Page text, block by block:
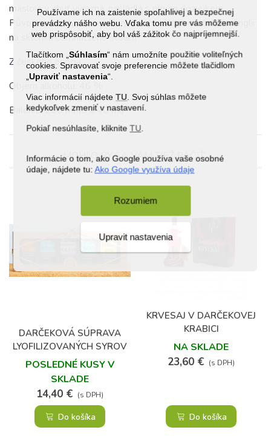
Používame ich na zaistenie spoľahlivej a bezpečnej
prevádzky nášho webu. Vďaka tomu pre vás môžeme
web prispôsobiť, aby bol váš zážitok čo najpríjemnejší.
Tlačítkom „Súhlasím“ nám umožníte použitie voliteľných
cookies. Spravovať svoje preferencie môžete tlačidlom
„Upraviť nastavenia“.
Viac informácií nájdete TU . Svoj súhlas môžete
kedykoľvek zmeniť v nastavení.
Pokiaľ nesúhlasíte, klikniteTU
Informácie o tom, ako Google používa vaše osobné
údaje, nájdete tu: Ako Google využíva údaje
Rozumiem
Upravit nastavenia
máslovky, chuť výrazná, nasládlá s plným dozvukem
Původ: nahodilý semenáč vyrostlý v Aldermastonu v Anglii
na sklonku osmnáctého století
Z českého ovocia
Objem alkoholu: 46 %
Balenie: 200 ml (5 x 40 ml)
MOHLO BY SA VÁM TIEŽ PÁČIŤ
DARČEKOVÁ SÚPRAVA
LYOFILIZOVANÝCH SYROV
POSLEDNÉ KUSY V
SKLADE
14,40 € (s DPH)
Do košíka
KRVESAJ V DARČEKOVEJ
KRABICI
NA SKLADE
23,60 € (s DPH)
Do košíka